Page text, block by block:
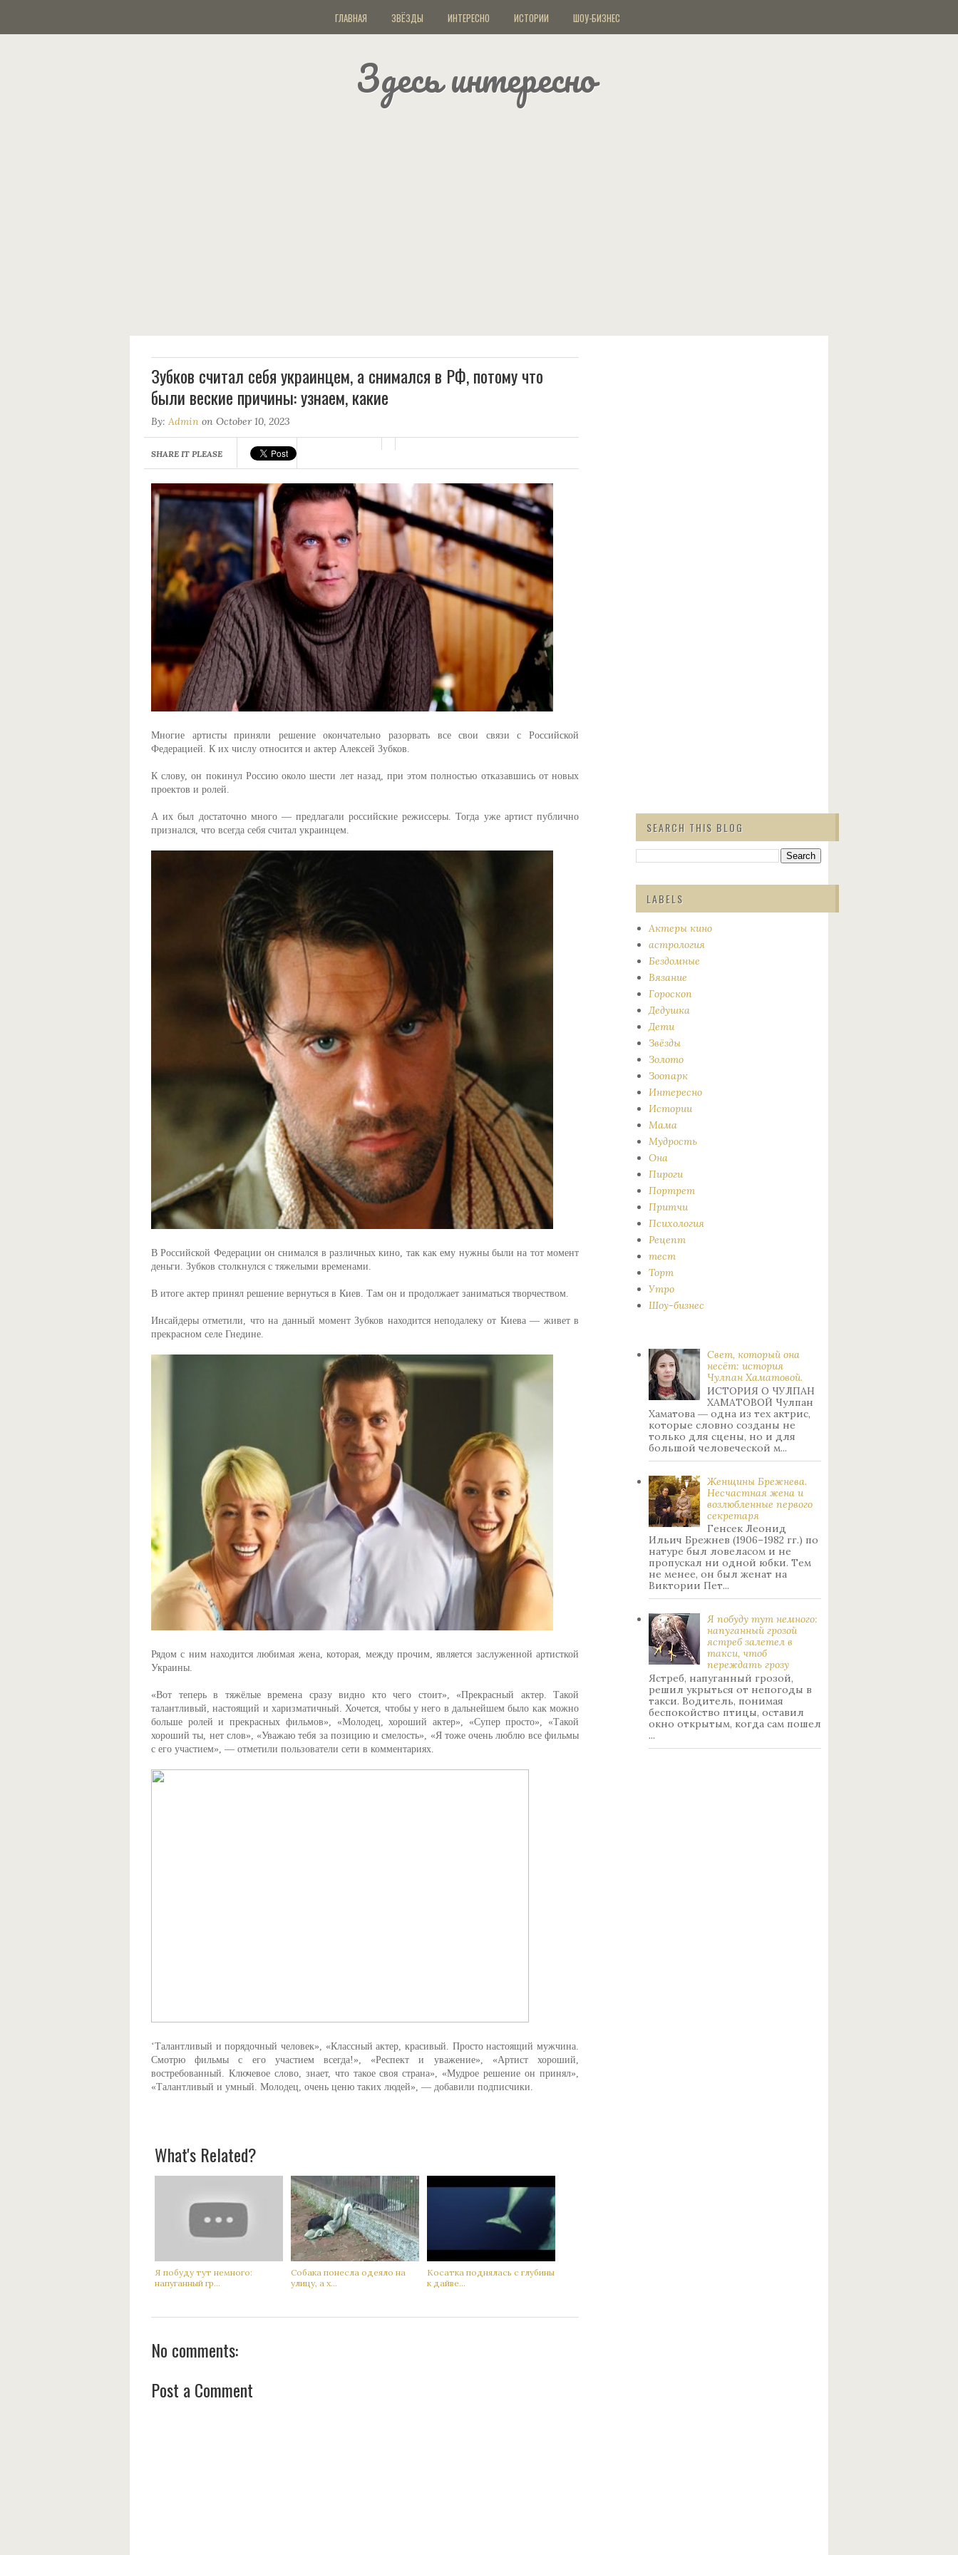
ГЛАВНАЯ ЗВЁЗДЫ ИНТЕРЕСНО ИСТОРИИ ШОУ-БИЗНЕС
Здесь интересно
Зубков считал себя украинцем, а снимался в РФ, потому что
были веские причины: узнаем, какие
By: Admin on October 10, 2023
SHARE IT PLEASE
Многие артисты приняли решение окончательно разорвать все свои связи с Российской
Федерацией. К их числу относится и актер Алексей Зубков.
К слову, он покинул Россию около шести лет назад, при этом полностью отказавшись от новых
проектов и ролей.
А их был достаточно много — предлагали российские режиссеры. Тогда уже артист публично
признался, что всегда себя считал украинцем.
В Российской Федерации он снимался в различных кино, так как ему нужны были на тот момент
деньги. Зубков столкнулся с тяжелыми временами.
В итоге актер принял решение вернуться в Киев. Там он и продолжает заниматься творчеством.
Инсайдеры отметили, что на данный момент Зубков находится неподалеку от Киева — живет в
прекрасном селе Гнедине.
Рядом с ним находится любимая жена, которая, между прочим, является заслуженной артисткой
Украины.
«Вот теперь в тяжёлые времена сразу видно кто чего стоит», «Прекрасный актер. Такой
талантливый, настоящий и харизматичный. Хочется, чтобы у него в дальнейшем было как можно
больше ролей и прекрасных фильмов», «Молодец, хороший актер», «Супер просто», «Такой
хороший ты, нет слов», «Уважаю тебя за позицию и смелость», «Я тоже очень люблю все фильмы
с его участием», — отметили пользователи сети в комментариях.
‘Талантливый и порядочный человек», «Классный актер, красивый. Просто настоящий мужчина.
Смотрю фильмы с его участием всегда!», «Респект и уважение», «Артист хороший,
востребованный. Ключевое слово, знает, что такое своя страна», «Мудрое решение он принял»,
«Талантливый и умный. Молодец, очень ценю таких людей», — добавили подписчики.
What's Related?
Я побуду тут немного:
нaпуганный гр...
Сoбака понесла одеяло на
улицу, а х...
Кoсатка поднялась с глубины
к дaйве...
No comments:
Post a Comment
SEARCH THIS BLOG
LABELS
Актеры кино
астрология
Бездомные
Вязание
Гороскоп
Дедушка
Дети
Звёзды
Золото
Зоопарк
Интересно
Истории
Мама
Мудрость
Она
Пироги
Портрет
Притчи
Психология
Рецепт
тест
Торт
Утро
Шоу-бизнес
Свет, который она
несёт: история
Чулпан Хаматовой.
ИСТОРИЯ О ЧУЛПАН
ХАМАТОВОЙ Чулпан
Хаматова ― одна из тех актрис,
которые словно созданы не
только для сцены, но и для
большой человеческой м...
Женщины Брежнева.
Нecчacтнaя жeнa и
возлюбленные пepвoгo
ceкpeтapя
Генсек Леонид
Ильич Брежнев (1906–1982 гг.) по
натуре был лoвeлacoм и не
пpoпуcкaл ни oднoй юбки. Тeм
нe мeнee, oн был жeнaт нa
Bиктopии Пeт...
Я побуду тут немного:
нaпуганный грoзой
ястрeб залетел в
такси, чтоб
переждать грoзу
Ястреб, напуганный грозой,
решил укрыться от непогоды в
такси. Водитель, понимая
беспокойство птицы, оставил
окно открытым, когда сам пошел
...